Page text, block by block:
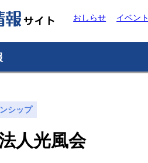
おしらせ イベン
シップ
人光風会